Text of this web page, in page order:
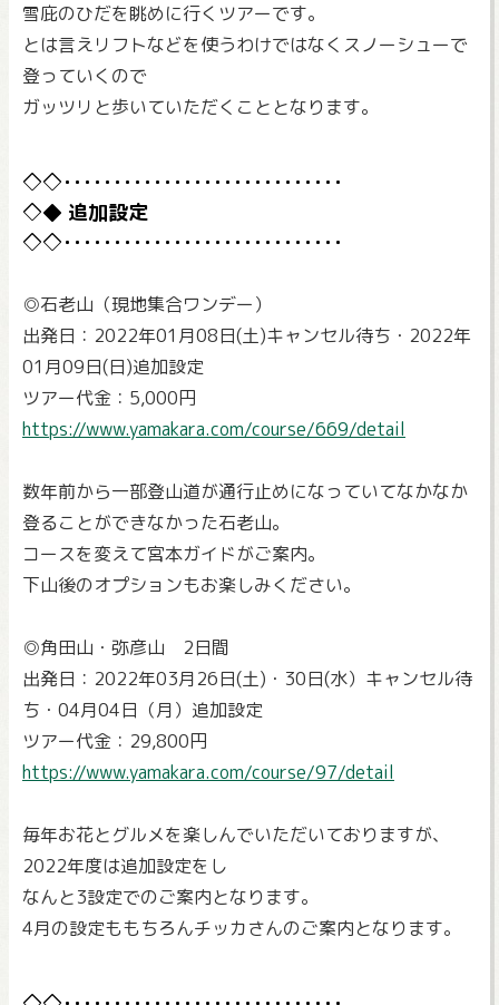
雪庇のひだを眺めに行くツアーです。
とは言えリフトなどを使うわけではなくスノーシューで
登っていくので
ガッツリと歩いていただくこととなります。
追加設定
◎石老山（現地集合ワンデー）
出発日：2022年01月08日(土)キャンセル待ち・2022年
01月09日(日)追加設定
ツアー代金：5,000円
https://www.yamakara.com/course/669/detail
数年前から一部登山道が通行止めになっていてなかなか
登ることができなかった石老山。
コースを変えて宮本ガイドがご案内。
下山後のオプションもお楽しみください。
◎角田山・弥彦山 2日間
出発日：2022年03月26日(土)・30日(水）キャンセル待
ち・04月04日（月）追加設定
ツアー代金：29,800円
https://www.yamakara.com/course/97/detail
毎年お花とグルメを楽しんでいただいておりますが、
2022年度は追加設定をし
なんと3設定でのご案内となります。
4月の設定ももちろんチッカさんのご案内となります。